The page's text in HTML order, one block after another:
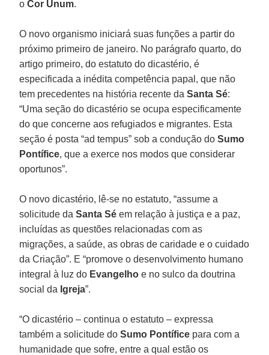
oCor Unum.
O novo organismo iniciará suas funções a partir do
próximo primeiro de janeiro. No parágrafo quarto, do
artigo primeiro, do estatuto do dicastério, é
especificada a inédita competência papal, que não
tem precedentes na história recente daSanta Sé:
“Uma seção do dicastério se ocupa especificamente
do que concerne aos refugiados e migrantes. Esta
seção é posta “ad tempus” sob a condução doSumo
Pontífice, que a exerce nos modos que considerar
oportunos”.
O novo dicastério, lê-se no estatuto, “assume a
solicitude daSanta Sé em relação à justiça e a paz,
incluídas as questões relacionadas com as
migrações, a saúde, as obras de caridade e o cuidado
da Criação”. E “promove o desenvolvimento humano
integral à luz do Evangelho e no sulco da doutrina
social da Igreja”.
“O dicastério – continua o estatuto – expressa
também a solicitude doSumo Pontífice para com a
humanidade que sofre, entre a qual estão os